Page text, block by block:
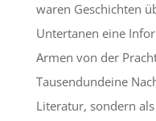
waren Geschichten
Untertanen eine
Armen von der
Tausendundeine
Literatur, sondern